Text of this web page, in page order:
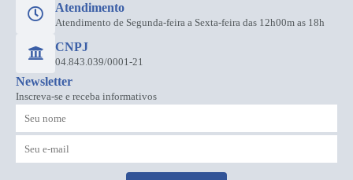
Atendimento
Atendimento de Segunda-feira a Sexta-feira das 12h00m as 18h
CNPJ
04.843.039/0001-21
Newsletter
Inscreva-se e receba informativos